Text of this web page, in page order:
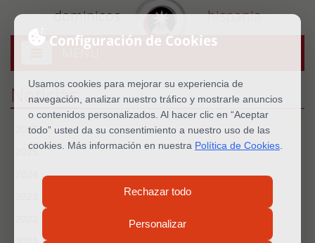
Configuración de Cookies
Usamos cookies para mejorar su experiencia de
navegación, analizar nuestro tráfico y mostrarle anuncios
o contenidos personalizados. Al hacer clic en “Aceptar
todo” usted da su consentimiento a nuestro uso de las
cookies. Más información en nuestra Política de Cookies
Rechazar todo
Personalizar
dominicos hispania
MENU
Noticias
2026
2025